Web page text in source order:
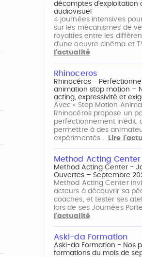
décomptes d'exploitation
audiovisuel
4 journées intensives
sur les mécanismes de
royalties entre les
d'une oeuvre cinéma et
l'actualité
Rhinoceros
Rhinocéros -
animation stop motion –
acting, expressivité et
Avec « Stop Motion
Rhinocéros propose un
perfectionnement inédit,
permettre à des
expérimentés…
Lire
Method Acting Center
Method Acting Center -
Ouvertes – Septembre
Method Acting Center
acteurs à découvrir sa
coaches, et tester ses
lors de ses Journées
l'actualité
Aski-da Formation
Aski-da Formation - Nos
formations du mois de